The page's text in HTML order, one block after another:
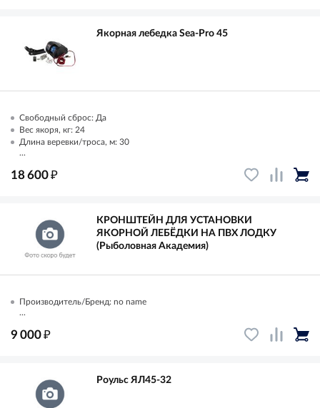
Якорная лебедка Sea-Pro 45
Свободный сброс: Да
Вес якоря, кг: 24
Длина веревки/троса, м: 30
...
18 600₽
КРОНШТЕЙН ДЛЯ УСТАНОВКИ
ЯКОРНОЙ ЛЕБЁДКИ НА ПВХ ЛОДКУ
(Рыболовная Академия)
Производитель/Бренд: no name
...
9 000₽
Роульс ЯЛ45-32